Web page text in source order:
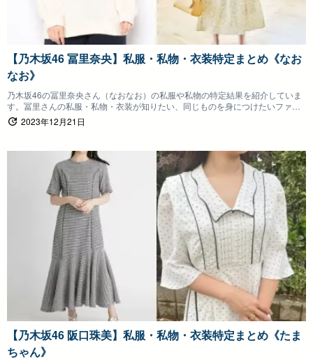
【乃木坂46 冨里奈央】私服・私物・衣装特定まとめ《なお
なお》
乃木坂46の冨里奈央さん（なおなお）の私服や私物の特定結果を紹介していま
す。冨里さんの私服・私物・衣装が知りたい、同じものを身につけたいファン
の方は参考にしていただけると嬉しいです。
2023年12月21日
【乃木坂46 阪口珠美】私服・私物・衣装特定まとめ《たま
ちゃん》